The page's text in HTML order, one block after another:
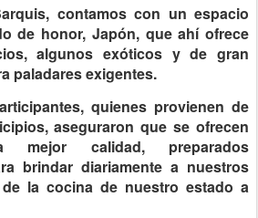
contamos con un espacio
de honor, Japón, que ahí ofrece
algunos exóticos y de gran
paladares exigentes.
quienes provienen de
aseguraron que se ofrecen
calidad, preparados
brindar diariamente a nuestros
la cocina de nuestro estado a